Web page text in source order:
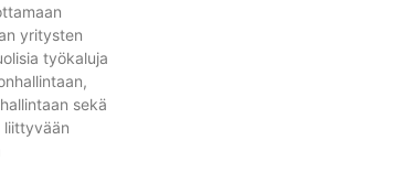
yritysten
työkaluja
sekä
liittyvään